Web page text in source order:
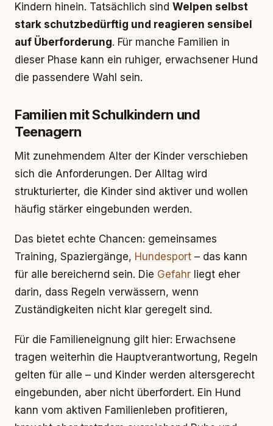
Kindern hinein. Tatsächlich sind Welpen selbst
stark schutzbedürftig und reagieren sensibel
auf Überforderung. Für manche Familien in
dieser Phase kann ein ruhiger, erwachsener Hund
die passendere Wahl sein.
Familien mit Schulkindern und
Teenagern
Mit zunehmendem Alter der Kinder verschieben
sich die Anforderungen. Der Alltag wird
strukturierter, die Kinder sind aktiver und wollen
häufig stärker eingebunden werden.
Das bietet echte Chancen: gemeinsames
Training, Spaziergänge, Hundesport – das kann
für alle bereichernd sein. Die Gefahr liegt eher
darin, dass Regeln verwässern, wenn
Zuständigkeiten nicht klar geregelt sind.
Für die Familieneignung gilt hier: Erwachsene
tragen weiterhin die Hauptverantwortung, Regeln
gelten für alle – und Kinder werden altersgerecht
eingebunden, aber nicht überfordert. Ein Hund
kann vom aktiven Familienleben profitieren,